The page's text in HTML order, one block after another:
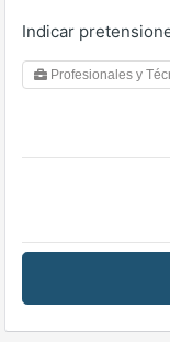
Indicar
Profesionales y